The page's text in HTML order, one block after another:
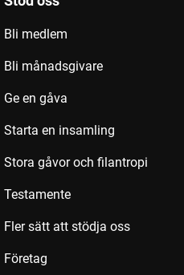
Bli medlem
Bli månadsgivare
Ge en gåva
Starta en insamling
Stora gåvor och filantropi
Testamente
Fler sätt att stödja oss
Företag